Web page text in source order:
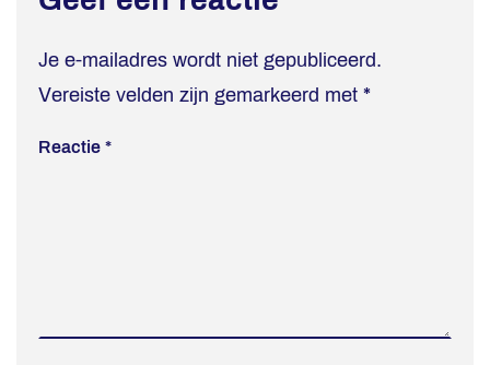
Je e-mailadres wordt niet gepubliceerd.
Vereiste velden zijn gemarkeerd met *
Reactie *